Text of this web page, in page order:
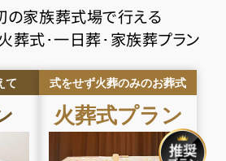
家族葬式場で行える
葬式･一日葬･家族葬プラン
て 式をせず火葬のみのお葬式
火葬式プラン